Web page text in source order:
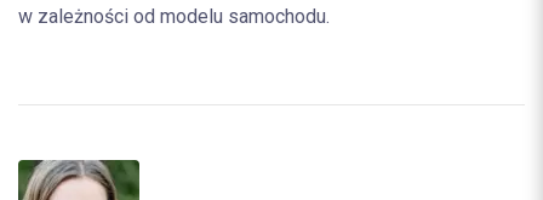
w zależności od modelu samochodu.